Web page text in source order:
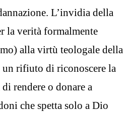
L’invidia della
la verità formalmente
alla virtù teologale della
un rifiuto di riconoscere la
rendere o donare a
che spetta solo a Dio